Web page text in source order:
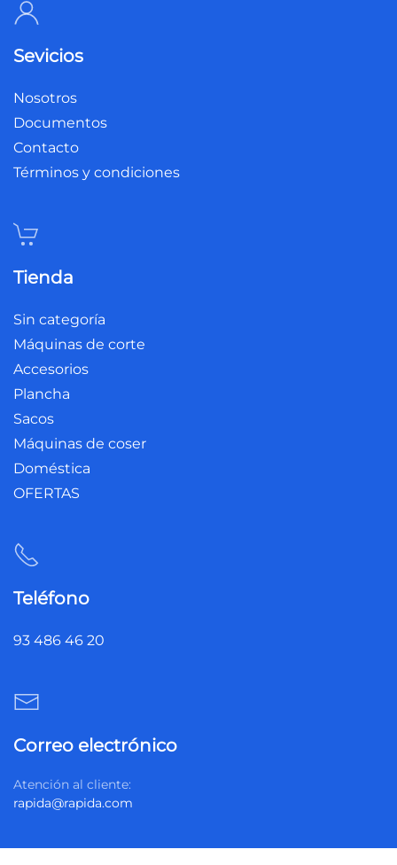
Sevicios
Nosotros
Documentos
Contacto
Términos y condiciones
Tienda
Sin categoría
Máquinas de corte
Accesorios
Plancha
Sacos
Máquinas de coser
Doméstica
OFERTAS
Teléfono
93 486 46 20
Correo electrónico
Atención al cliente:
rapida@rapida.com